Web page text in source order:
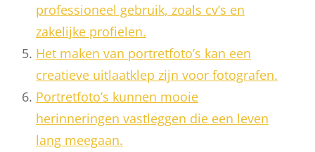
professioneel gebruik, zoals cv’s en
zakelijke profielen.
Het maken van portretfoto’s kan een
creatieve uitlaatklep zijn voor fotografen.
Portretfoto’s kunnen mooie
herinneringen vastleggen die een leven
lang meegaan.